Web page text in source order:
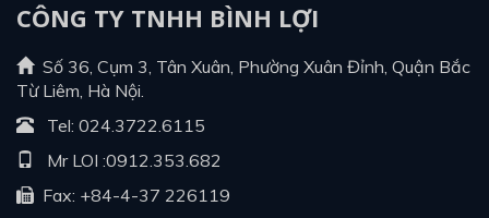
CÔNG TY TNHH BÌNH LỢI
Số 36, Cụm 3, Tân Xuân, Phường Xuân Đỉnh, Quận Bắc
Từ Liêm, Hà Nội.
Tel: 024.3722.6115
Mr LOI :0912.353.682
Fax: +84-4-37 226119